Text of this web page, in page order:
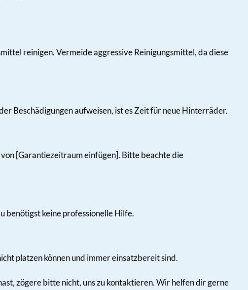
reinigen. Vermeide aggressive Reinigungsmittel, da diese
Beschädigungen aufweisen, ist es Zeit für neue Hinterräder.
[Garantiezeitraum einfügen]. Bitte beachte die
benötigst keine professionelle Hilfe.
platzen können und immer einsatzbereit sind.
zögere bitte nicht, uns zu kontaktieren. Wir helfen dir gerne